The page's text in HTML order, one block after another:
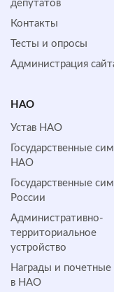
депутатов
Контакты
Тесты и опросы
Администрация
НАО
Устав НАО
Государственные
НАО
Государственные
России
Административно-
территориальное
устройство
Награды и почетные
в НАО